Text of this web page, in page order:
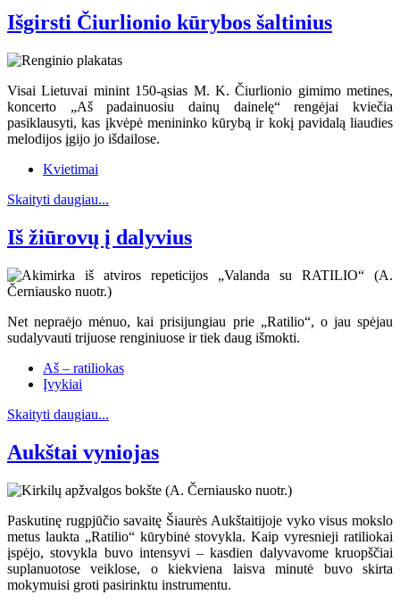
Išgirsti Čiurlionio kūrybos šaltinius
Visai Lietuvai minint 150-ąsias M. K. Čiurlionio gimimo metines,
koncerto „Aš padainuosiu dainų dainelę“ rengėjai kviečia
pasiklausyti, kas įkvėpė menininko kūrybą ir kokį pavidalą liaudies
melodijos įgijo jo išdailose.
Kvietimai
Skaityti daugiau...
Iš žiūrovų į dalyvius
Net nepraėjo mėnuo, kai prisijungiau prie „Ratilio“, o jau spėjau
sudalyvauti trijuose renginiuose ir tiek daug išmokti.
Aš – ratiliokas
Įvykiai
Skaityti daugiau...
Aukštai vyniojas
Paskutinę rugpjūčio savaitę Šiaurės Aukštaitijoje vyko visus mokslo
metus laukta „Ratilio“ kūrybinė stovykla. Kaip vyresnieji ratiliokai
įspėjo, stovykla buvo intensyvi – kasdien dalyvavome kruopščiai
suplanuotose veiklose, o kiekviena laisva minutė buvo skirta
mokymuisi groti pasirinktu instrumentu.